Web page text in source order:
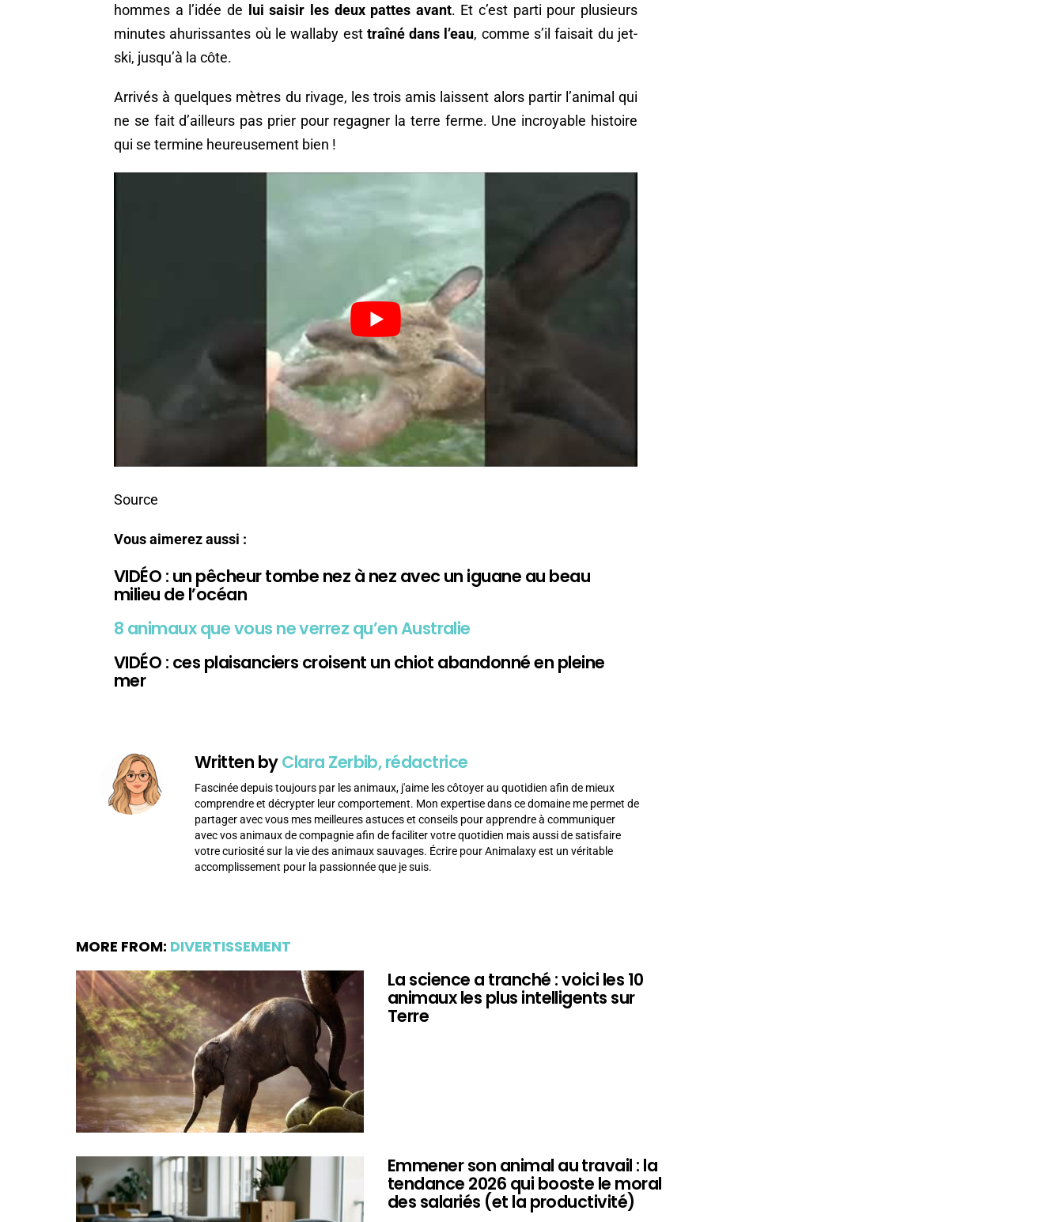
hommes a l’idée de
lui saisir les deux pattes avant. Et c’est parti pour plusieurs
minutes ahurissantes où le wallaby esttraîné dans l’eau, comme s’il faisait du jet-
ski, jusqu’à la côte.
Arrivés à quelques mètres du rivage, les trois amis laissent alors partir l’animal qui
ne se fait d’ailleurs pas prier pour regagner la terre ferme. Une incroyable histoire
qui se termine heureusement bien !
Source
Vous aimerez aussi :
VIDÉO : un pêcheur tombe nez à nez avec un iguane au beau
milieu de l’océan
8 animaux que vous ne verrez qu’en Australie
VIDÉO : ces plaisanciers croisent un chiot abandonné en pleine
mer
Written byClara Zerbib, rédactrice
Fascinée depuis toujours par les animaux, j'aime les côtoyer au quotidien afin de mieux
comprendre et décrypter leur comportement. Mon expertise dans ce domaine me permet de
partager avec vous mes meilleures astuces et conseils pour apprendre à communiquer
avec vos animaux de compagnie afin de faciliter votre quotidien mais aussi de satisfaire
votre curiosité sur la vie des animaux sauvages. Écrire pour Animalaxy est un véritable
accomplissement pour la passionnée que je suis.
MORE FROM: DIVERTISSEMENT
La science a tranché : voici les 10
animaux les plus intelligents sur
Terre
Emmener son animal au travail : la
tendance 2026 qui booste le moral
des salariés (et la productivité)